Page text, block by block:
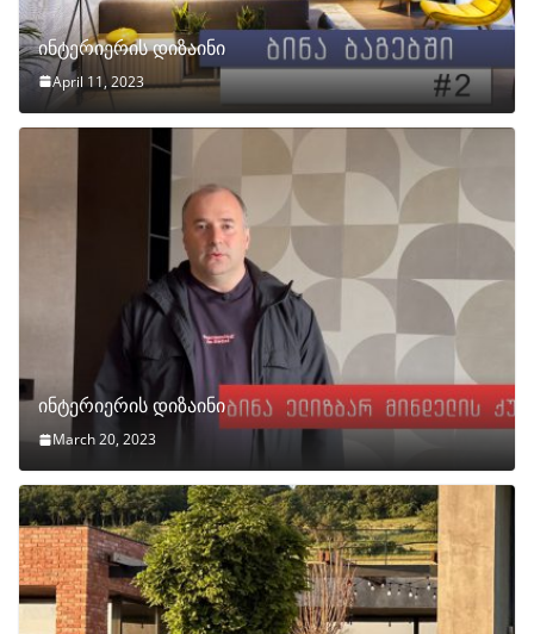
ინტერიერის დიზაინი
April 11, 2023
ინტერიერის დიზაინი
March 20, 2023